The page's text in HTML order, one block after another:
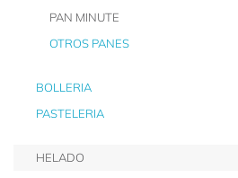
PAN MINUTE
OTROS PANES
BOLLERIA
PASTELERIA
HELADO